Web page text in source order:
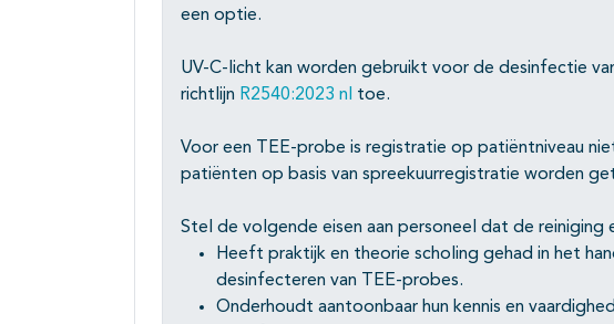
een optie.
UV-C-licht kan worden gebruikt voor de desinfectie
richtlijn R2540:2023 nl toe.
Voor een TEE-probe is registratie op patiëntniveau
patiënten op basis van spreekuurregistratie worden
Stel de volgende eisen aan personeel dat de
Heeft praktijk en theorie scholing gehad in het
desinfecteren van TEE-probes.
Onderhoudt aantoonbaar hun kennis en